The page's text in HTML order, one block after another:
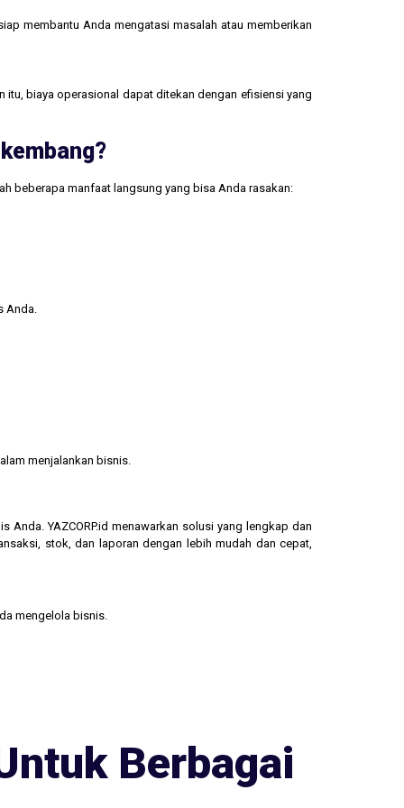
membantu Anda mengatasi masalah atau memberikan
itu, biaya operasional dapat ditekan dengan efisiensi yang
beberapa manfaat langsung yang bisa Anda rasakan:
Anda.
menjalankan bisnis.
YAZCORP.id menawarkan solusi yang lengkap dan
stok, dan laporan dengan lebih mudah dan cepat,
mengelola bisnis.
Berbagai